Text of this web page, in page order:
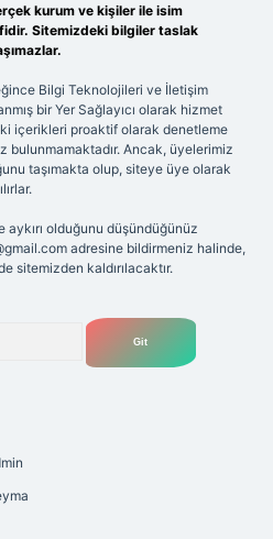
kurum ve kişiler ile isim
Sitemizdeki bilgiler taslak
Bilgi Teknolojileri ve İletişim
bir Yer Sağlayıcı olarak hizmet
içerikleri proaktif olarak denetleme
bulunmamaktadır. Ancak, üyelerimiz
taşımakta olup, siteye üye olarak
olduğunu düşündüğünüz
adresine bildirmeniz halinde,
sitemizden kaldırılacaktır.